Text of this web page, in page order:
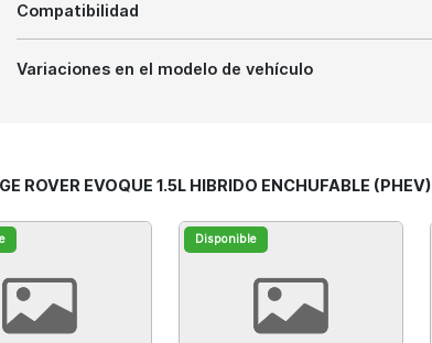
Compatibilidad
Variaciones en el modelo de vehículo
EVOQUE 1.5L HIBRIDO ENCHUFABLE (PHEV)
Disponible